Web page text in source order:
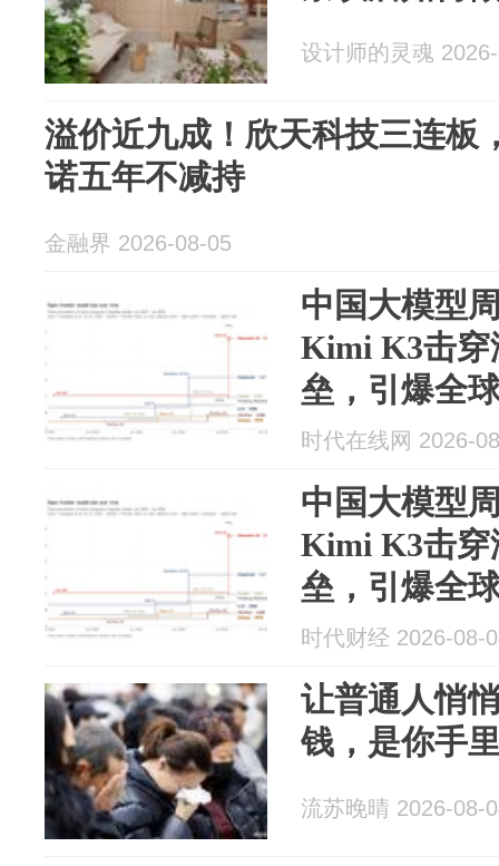
设计师的灵魂
溢价近九成！欣天科技三连板
诺五年不减持
金融界 2026-08-05
中国大模型
Kimi K3击穿
垒，引爆全
时代在线网 2026-
中国大模型
Kimi K3击穿
垒，引爆全
时代财经 2026-08-
让普通人悄
钱，是你手
流苏晚晴 2026-08-